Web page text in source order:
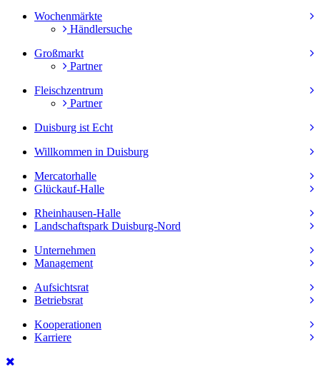
Wochenmärkte
Händlersuche
Großmarkt
Partner
Fleischzentrum
Partner
Duisburg ist Echt
Willkommen in Duisburg
Mercatorhalle
Glückauf-Halle
Rheinhausen-Halle
Landschaftspark Duisburg-Nord
Unternehmen
Management
Aufsichtsrat
Betriebsrat
Kooperationen
Karriere